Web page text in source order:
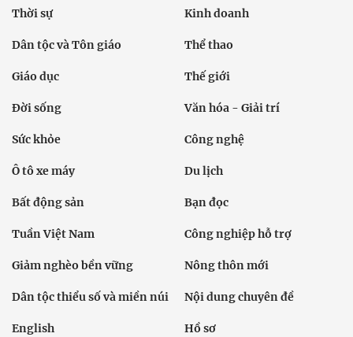
Thời sự Kinh doanh
Dân tộc và Tôn giáo Thể thao
Giáo dục Thế giới
Đời sống Văn hóa - Giải trí
Sức khỏe Công nghệ
Ô tô xe máy Du lịch
Bất động sản Bạn đọc
Tuần Việt Nam Công nghiệp hỗ trợ
Giảm nghèo bền vững Nông thôn mới
Dân tộc thiểu số và miền núi Nội dung chuyên đề
English Hồ sơ